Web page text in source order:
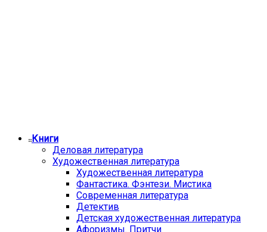
Книги
Деловая литература
Художественная литература
Художественная литература
Фантастика. Фэнтези. Мистика
Современная литература
Детектив
Детская художественная литература
Афоризмы. Притчи